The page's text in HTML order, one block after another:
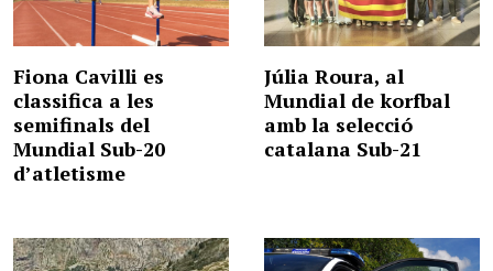
Fiona Cavilli es
classifica a les
semifinals del
Mundial Sub-20
d’atletisme
Júlia Roura, al
Mundial de korfbal
amb la selecció
catalana Sub-21